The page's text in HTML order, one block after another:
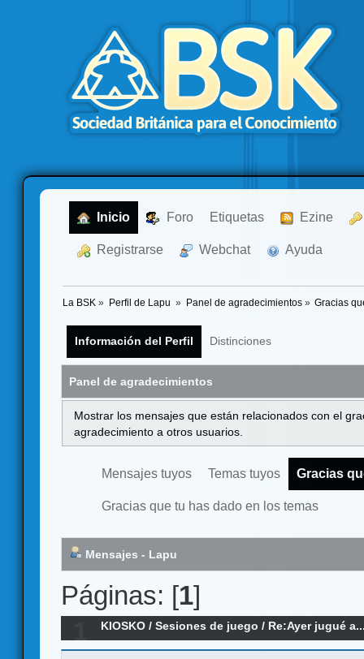
Inicio Foro Etiquetas Ezine
Registrarse Webchat Ayuda
La BSK » Perfil de Lapu » Panel de agradecimientos» Gracias
Información del Perfil Distinciones
Panel de agradecimientos
Mostrar los mensajes que están relacionados con el
agradecimiento a otros usuarios.
Mensajes tuyos Temas tuyos Gracias
Gracias que tu has dado en los temas
Mensajes - Lapu
Páginas: [1]
KIOSKO /Sesiones de juego / Re:Ayer jugué